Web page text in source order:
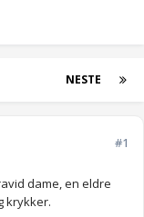
NESTE
#1
dame, en eldre
krykker.